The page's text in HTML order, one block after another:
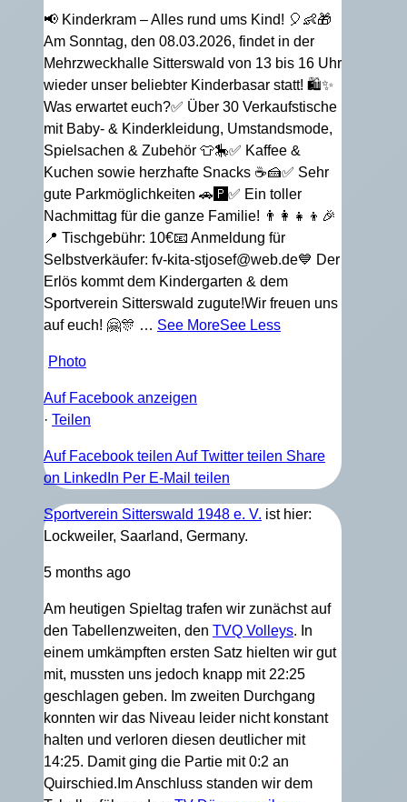
📢 Kinderkram – Alles rund ums Kind! 🎈👶🎁
Am Sonntag, den 08.03.2026, findet in der
Mehrzweckhalle Sitterswald von 13 bis 16 Uhr
wieder unser beliebter Kinderbasar statt! 🛍️✨
Was erwartet euch?✅ Über 30 Verkaufstische
mit Baby- & Kinderkleidung, Umstandsmode,
Spielsachen & Zubehör 👕🎠✅ Kaffee &
Kuchen sowie herzhafte Snacks ☕🍰✅ Sehr
gute Parkmöglichkeiten 🚗🅿️ ✅ Ein toller
Nachmittag für die ganze Familie! 👨‍👩‍👧‍👦🎉
📍 Tischgebühr: 10€📧 Anmeldung für
Selbstverkäufer: fv-kita-stjosef@web.de💙 Der
Erlös kommt dem Kindergarten & dem
Sportverein Sitterswald zugute!Wir freuen uns
auf euch! 🤗🎊 … See MoreSee Less
Photo
Auf Facebook anzeigen
· Teilen
Auf Facebook teilen Auf Twitter teilen Share
on LinkedIn Per E-Mail teilen
Sportverein Sitterswald 1948 e. V. ist hier:
Lockweiler, Saarland, Germany.
5 months ago
Am heutigen Spieltag trafen wir zunächst auf
den Tabellenzweiten, den TVQ Volleys. In
einem umkämpften ersten Satz hielten wir gut
mit, mussten uns jedoch knapp mit 22:25
geschlagen geben. Im zweiten Durchgang
konnten wir das Niveau leider nicht konstant
halten und verloren diesen deutlicher mit
14:25. Damit ging die Partie mit 0:2 an
Quirschied. Im Anschluss standen wir dem